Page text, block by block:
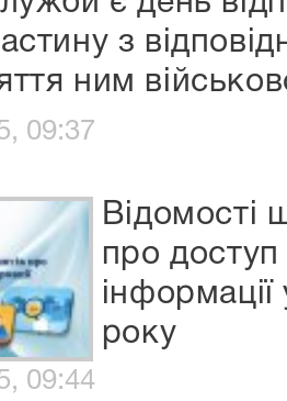
з
ним
09:37
Відомості
про доступ
року
09:44